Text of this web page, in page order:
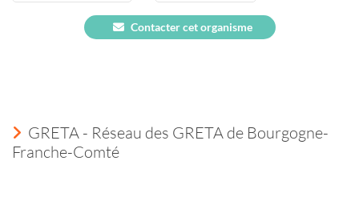
Contacter cet organisme
GRETA - Réseau des GRETA de Bourgogne-
Franche-Comté